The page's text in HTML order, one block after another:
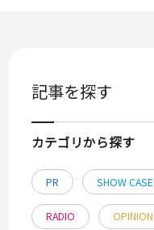
記事を探す
カテゴリから探す
PR SHOW CASE
RADIO OPINION